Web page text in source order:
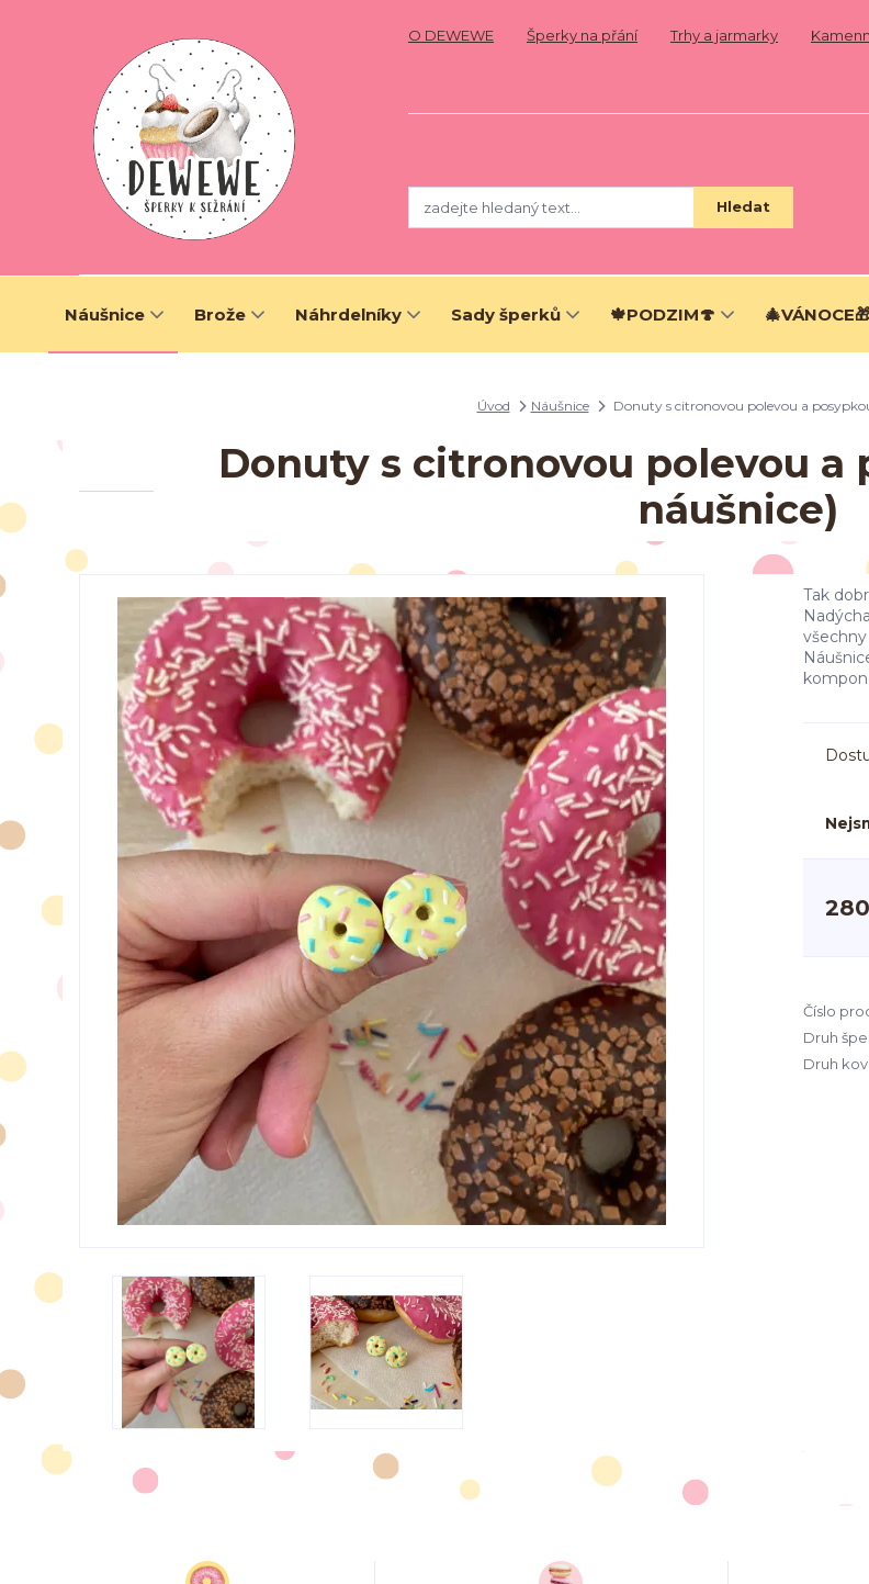
O DEWEWE Šperky na přání Trhy a jarmarky
Hledat
Náušnice Brože Náhrdelníky Sady šperků 🍁PODZIM🍄
Úvod Náušnice Donuty s citronovou polevou a
Donuty s citronovou polevou a
náušnice)
Tak
Číslo
Druh
Druh